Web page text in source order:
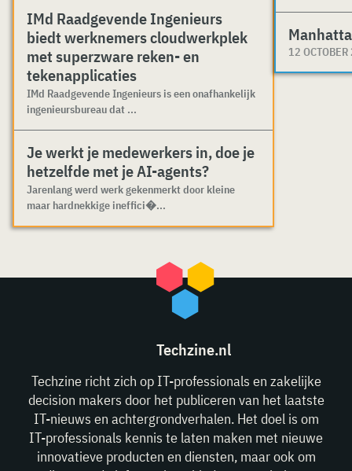
IMd Raadgevende Ingenieurs
biedt werknemers cloudwerkplek
met superzware reken- en
tekenapplicaties
IMd Raadgevende Ingenieurs is een onafhankelijk
ingenieursbureau dat ...
Je werkt je medewerkers in, doe je
hetzelfde met je AI-agents?
Jarenlang werd werk gekenmerkt door kleine
maar hardnekkige ineffici�...
12
Techzine.nl
Techzine richt zich op IT-professionals en zakelijke
decision makers door het publiceren van het laatste
IT-nieuws en achtergrondverhalen. Het doel is om
IT-professionals kennis te laten maken met nieuwe
innovatieve producten en diensten, maar ook om